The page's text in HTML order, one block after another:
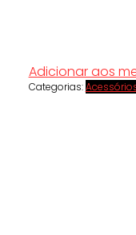
Adicionar aos
Categorias: